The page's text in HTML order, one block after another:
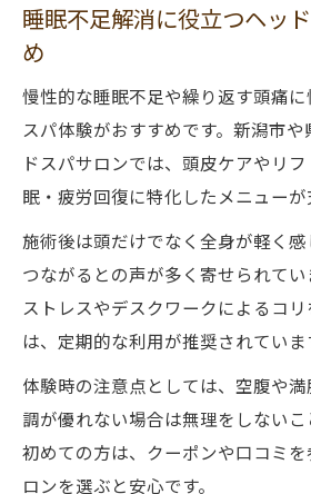
睡眠不足解消に役立つヘッ
め
慢性的な睡眠不足や繰り返す頭痛
スパ体験がおすすめです。新潟市
ドスパサロンでは、頭皮ケアやリ
眠・疲労回復に特化したメニューが
施術後は頭だけでなく全身が軽く
つながるとの声が多く寄せられて
ストレスやデスクワークによるコ
は、定期的な利用が推奨されていま
体験時の注意点としては、空腹や
調が優れない場合は無理をしないこ
初めての方は、クーポンや口コミ
ロンを選ぶと安心です。